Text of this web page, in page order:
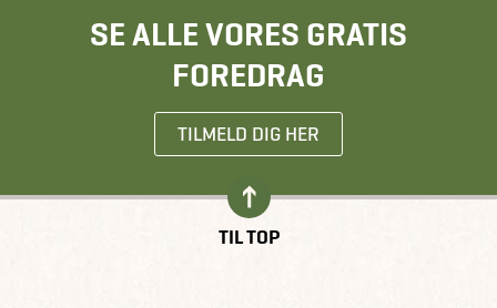
SE ALLE VORES GRATIS
FOREDRAG
TILMELD DIG HER
TIL TOP